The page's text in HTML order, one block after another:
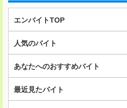
エンバイトTOP
人気のバイト
あなたへのおすすめバイト
最近見たバイト